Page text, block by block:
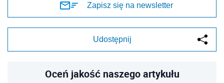
Zapisz się na newsletter
Udostępnij
Oceń jakość naszego artykułu